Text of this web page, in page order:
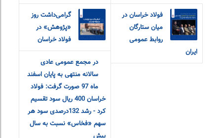
فولاد خراسان در
میان ستارگان
روابط عمومی
ایران
گرامی‌داشت روز
«پژوهش» در
فولاد خراسان
در مجمع عمومی عادی
سالانه منتهی به پایان اسفند
ماه 97 صورت گرفت: فولاد
خراسان 400 ریال سود تقسیم
کرد - رشد 132درصدی سود هر
سهم «فخاس» نسبت به سال